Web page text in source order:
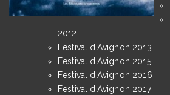
2012
Festival d'Avignon 2013
Festival d'Avignon 2015
Festival d'Avignon 2016
Festival d'Avignon 2017